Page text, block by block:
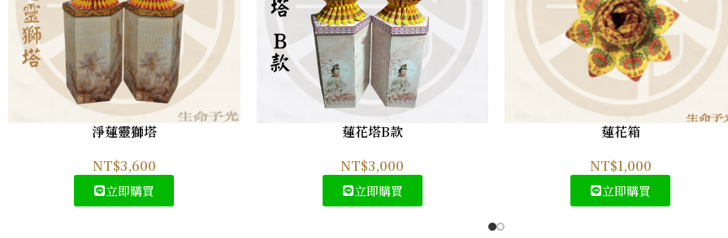
淨蓮靈獅塔
NT$3,600
立即購買
蓮花塔B款
NT$3,000
立即購買
蓮花箱
NT$1,000
立即購買